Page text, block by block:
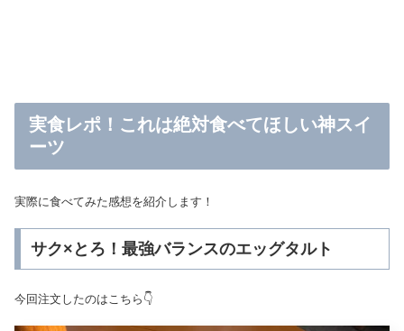
実食レポ！これは絶対食べてほしい神スイ
ーツ
実際に食べてみた感想を紹介します！
サク×とろ！最強バランスのエッグタルト
今回注文したのはこちら👇